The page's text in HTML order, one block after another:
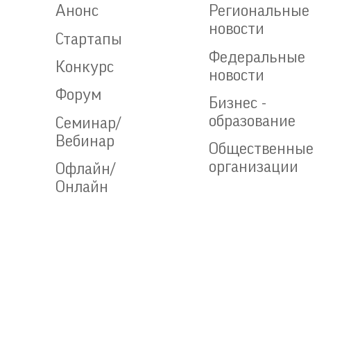
Анонс
Стартапы
Конкурс
Форум
Семинар/
Вебинар
Офлайн/
Онлайн
Региональные
новости
Федеральные
новости
Бизнес -
образование
Общественные
организации